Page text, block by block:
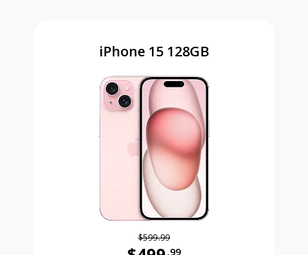
iPhone 15 128GB
$599.99
.99